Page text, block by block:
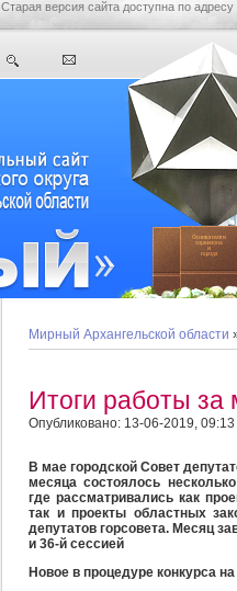
Старая версия сайта доступна по адресу
Мирный Архангельской области
Итоги работы за
Опубликовано: 13-06-2019, 09:13
В мае городской Совет
месяца состоялось
где рассматривались как
так и проекты областных
депутатов горсовета. Месяц
и 36-й сессией
Новое в процедуре конкурса